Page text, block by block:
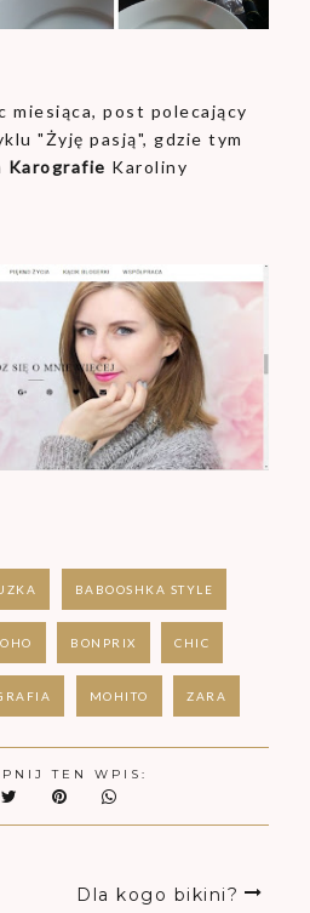
miesiąca, post polecający
"Żyję pasją", gdzie tym
Karografie Karoliny
BABOOSHKA STYLE
BONPRIX CHIC
MOHITO ZARA
TEN WPIS:
Dla kogo bikini?